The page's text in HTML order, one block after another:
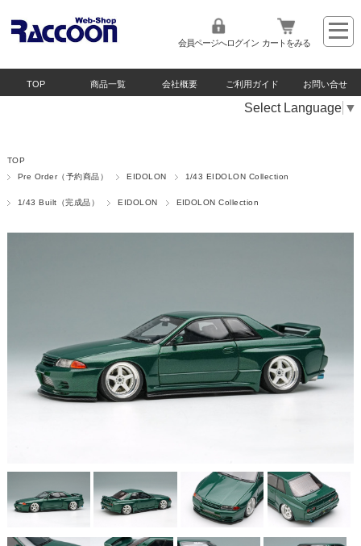
会員ページへログイン カートをみる
TOP 商品一覧 会社概要 ご利用ガイド お問い合せ
Select Language ▼
TOP
Pre Order（予約商品）
EIDOLON 1/43 EIDOLON Collection
1/43 Built（完成品） EIDOLON EIDOLON Collection